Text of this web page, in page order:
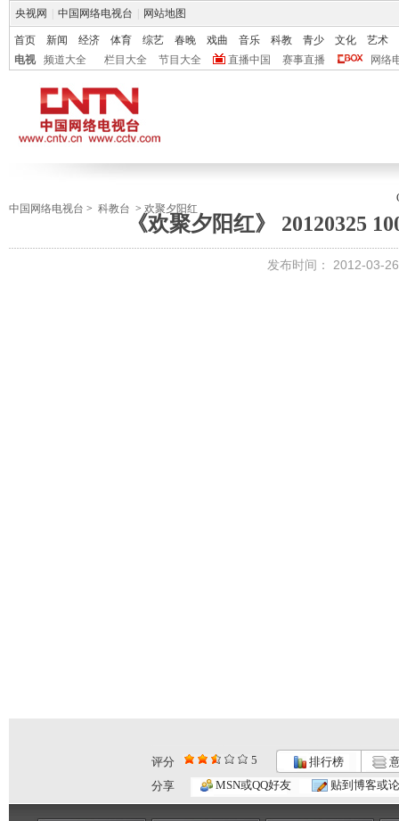
央视网 中国网络电视台 网站地图
首页 新闻 经济 体育 综艺 春晚 戏曲 音乐 科教 青少 文化
艺术
电视
频道大全 栏目大全 节目大全 直播中国 赛事直播 网络
中国网络电视台 > 科教台 > 欢聚夕阳红
《欢聚夕阳红》 20120325
发布时间： 2012-03-
评分 5 排行榜
分享
MSN或QQ好友 贴到博客或